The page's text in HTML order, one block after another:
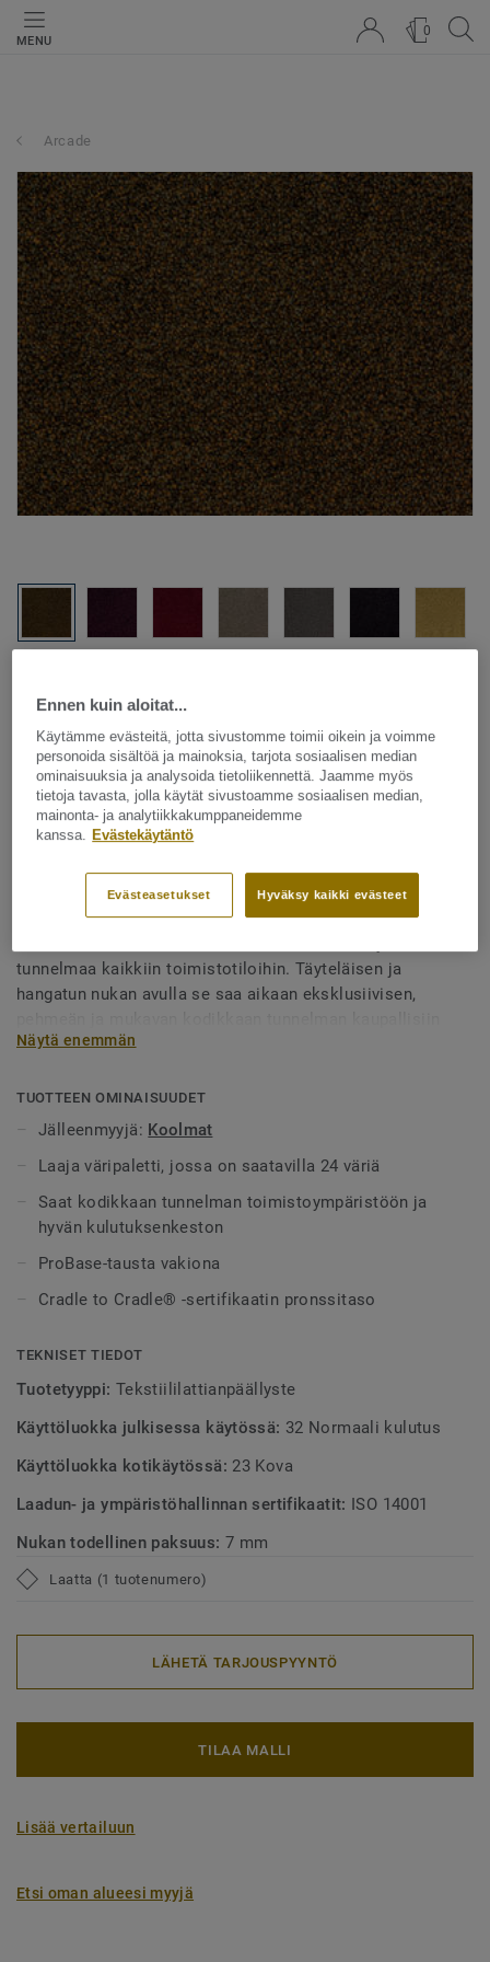
MENU
0
Arcade
SUUNNITTELUOHJELMA
Tekstiililattia – laatat
Arcade - Arcade B023 2051
tunnelmaa kaikkiin toimistotiloihin. Täyteläisen ja
hangatun nukan avulla se saa aikaan eksklusiivisen,
ympäristöihin. Tekstiililattia kestää myös voimakasta
beigen sävyistä värikkäisiin punaisen, violetin ja kullan
sävyihin.
Näytä enemmän
TUOTTEEN OMINAISUUDET
Jälleenmyyjä: Koolmat
Laaja väripaletti, jossa on saatavilla 24 väriä
Saat kodikkaan tunnelman toimistoympäristöön ja
hyvän kulutuksenkeston
ProBase-tausta vakiona
Cradle to Cradle® -sertifikaatin pronssitaso
TEKNISET TIEDOT
Tuotetyyppi: Tekstiililattianpäällyste
Käyttöluokka julkisessa käytössä: 32 Normaali kulutus
Käyttöluokka kotikäytössä: 23 Kova
Laadun- ja ympäristöhallinnan sertifikaatit: ISO 14001
Nukan todellinen paksuus: 7 mm
Laatta (1 tuotenumero)
LÄHETÄ TARJOUSPYYNTÖ
TILAA MALLI
Lisää vertailuun
Etsi oman alueesi myyjä
Ennen kuin aloitat...
Käytämme evästeitä, jotta sivustomme toimii oikein ja voimme
personoida sisältöä ja mainoksia, tarjota sosiaalisen median
ominaisuuksia ja analysoida tietoliikennettä. Jaamme myös
tietoja tavasta, jolla käytät sivustoamme sosiaalisen median,
mainonta- ja analytiikkakumppaneidemme
kanssa. Evästekäytäntö
Hyväksy kaikki evästeet
Evästeasetukset